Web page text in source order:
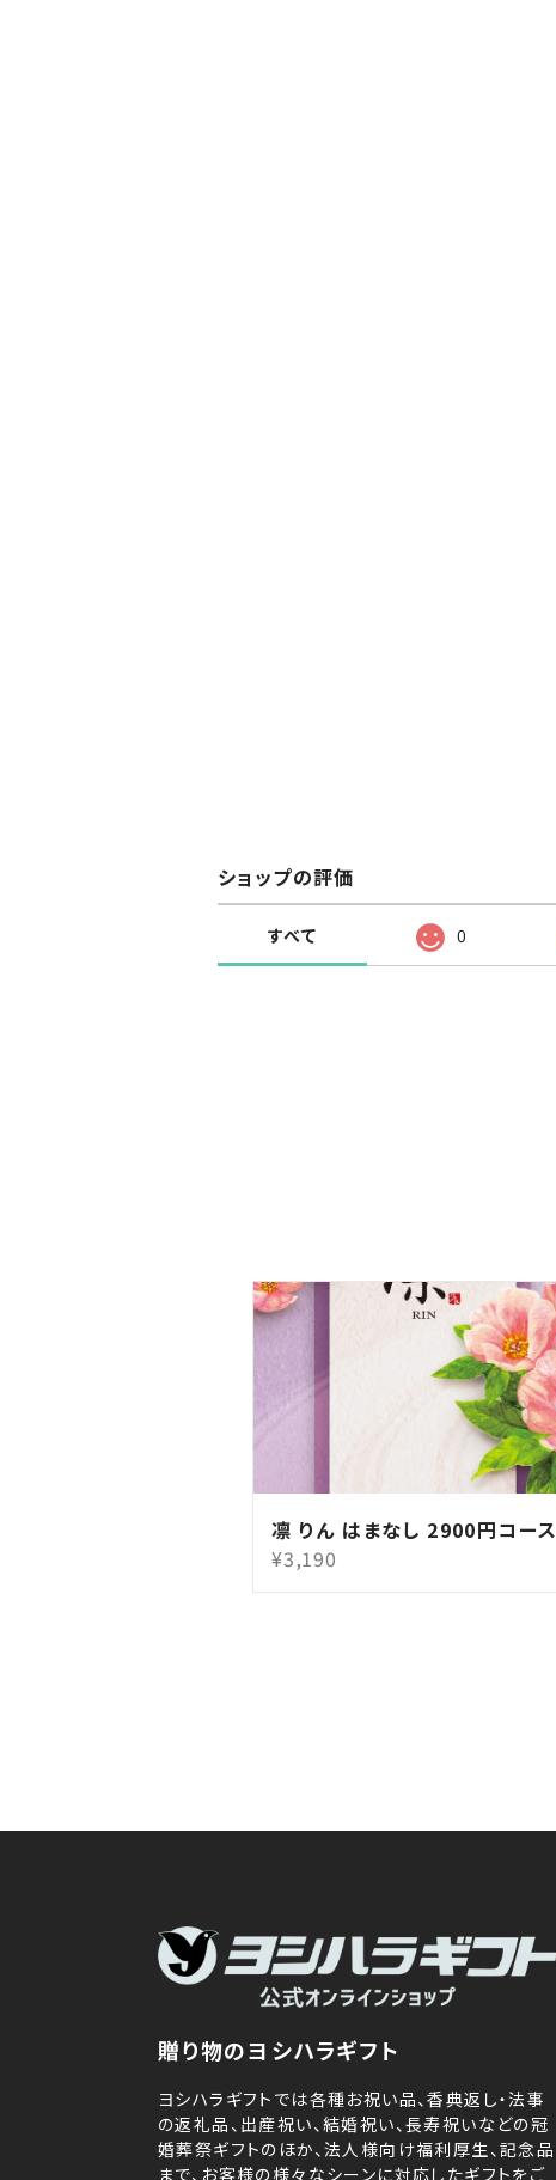
ショップの評価
すべて 0
凛 りん はまなし 2900円コース
¥3,190
贈り物のヨシハラギフト
ヨシハラギフトでは各種お祝い品、香典返し・法事
の返礼品、出産祝い、結婚祝い、長寿祝いなどの冠
婚葬祭ギフトのほか、法人様向け福利厚生、記念品
まで、お客様の様々なシーンに対応したギフトをご